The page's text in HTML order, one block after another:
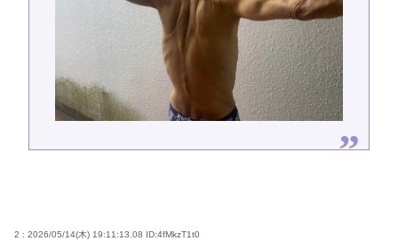
2 : 2026/05/14(木) 19:11:13.08 ID:4fMkzT1t0